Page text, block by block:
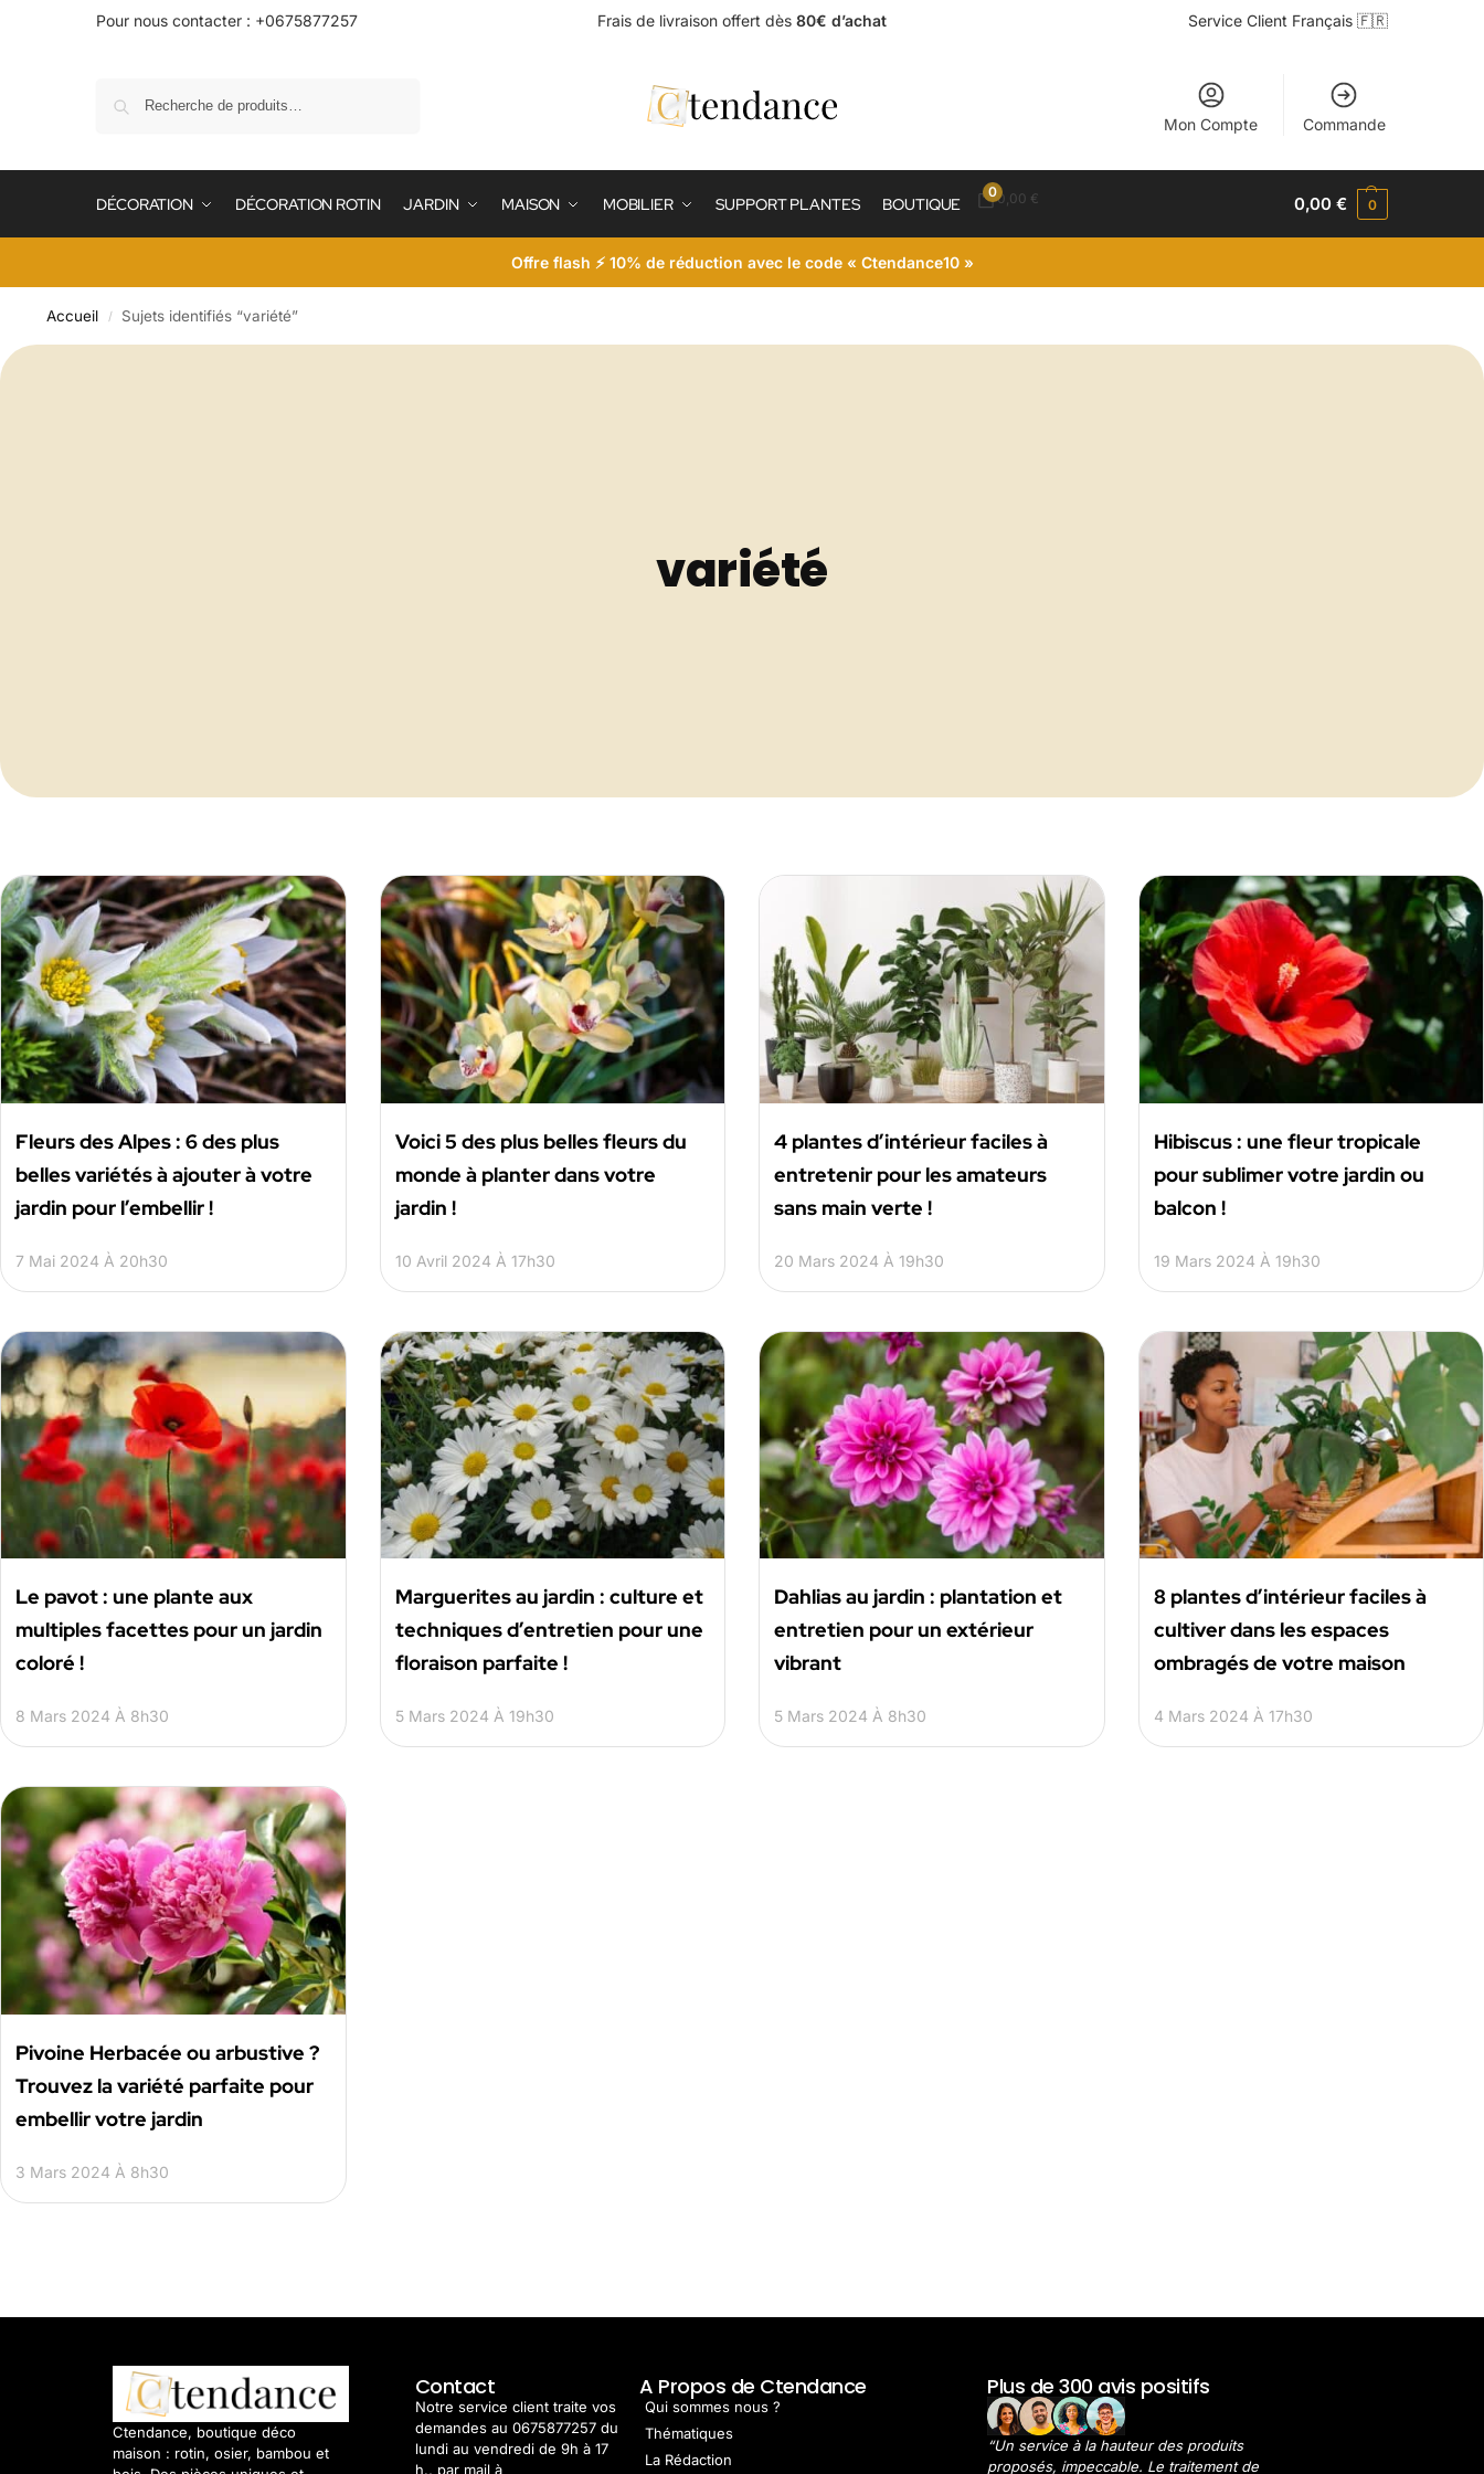
Pour nous contacter : +0675877257 Frais de livraison offert dès 80€ d’achat Service Client Français 🇫🇷
Mon Compte Commande
DÉCORATION DÉCORATION ROTIN JARDIN MAISON MOBILIER SUPPORT PLANTES BOUTIQUE
00,00 € 0,00€ 0
Offre flash ⚡ 10% de réduction avec le code « Ctendance10 »
Accueil / Sujets identifiés “variété”
variété
Fleurs des Alpes : 6 des plus
belles variétés à ajouter à votre
jardin pour l’embellir !
7 Mai 2024 À 20h30
Voici 5 des plus belles fleurs du
monde à planter dans votre
jardin !
10 Avril 2024 À 17h30
4 plantes d’intérieur faciles à
entretenir pour les amateurs
sans main verte !
20 Mars 2024 À 19h30
Hibiscus : une fleur tropicale
pour sublimer votre jardin ou
balcon !
19 Mars 2024 À 19h30
Le pavot : une plante aux
multiples facettes pour un jardin
coloré !
8 Mars 2024 À 8h30
Marguerites au jardin : culture et
techniques d’entretien pour une
floraison parfaite !
5 Mars 2024 À 19h30
Dahlias au jardin : plantation et
entretien pour un extérieur
vibrant
5 Mars 2024 À 8h30
8 plantes d’intérieur faciles à
cultiver dans les espaces
ombragés de votre maison
4 Mars 2024 À 17h30
Pivoine Herbacée ou arbustive ?
Trouvez la variété parfaite pour
embellir votre jardin
3 Mars 2024 À 8h30
Ctendance, boutique déco
maison : rotin, osier, bambou et
Contact
Notre service client traite vos
demandes au 0675877257 du
lundi au vendredi de 9h à 17
h., par mail à
A Propos de Ctendance
Qui sommes nous ?
Thématiques
La Rédaction
Plus de 300 avis positifs
“Un service à la hauteur des produits
proposés, impeccable. Le traitement de